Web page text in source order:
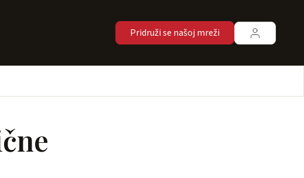
Pridruži se našoj mreži